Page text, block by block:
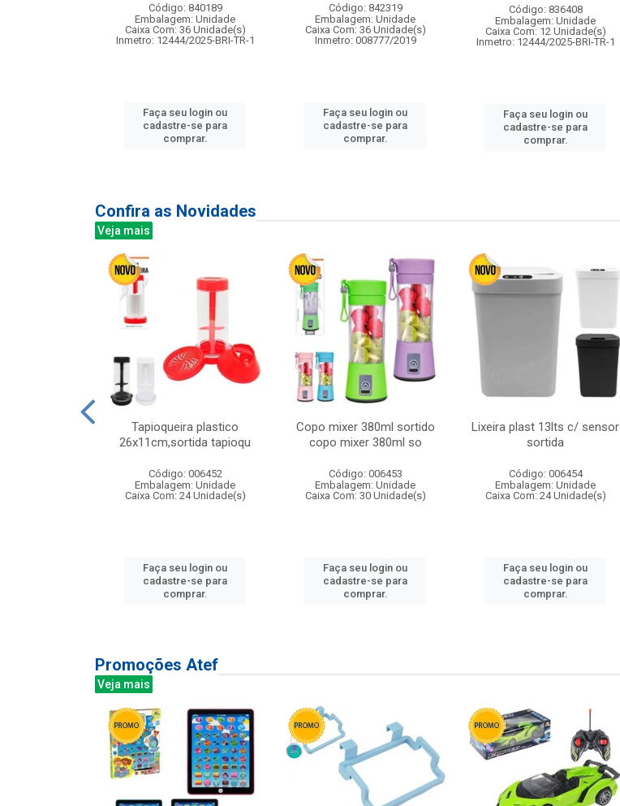
Código: 840189
Embalagem: Unidade
Caixa Com: 36 Unidade(s)
Inmetro: 12444/2025-BRI-TR-1
Faça seu login ou
cadastre-se para
comprar.
Código: 842319
Embalagem: Unidade
Caixa Com: 36 Unidade(s)
Inmetro: 008777/2019
Faça seu login ou
cadastre-se para
comprar.
Código: 836408
Embalagem: Unidade
Caixa Com: 12 Unidade(s)
Inmetro: 12444/2025-BRI-TR-1
Faça seu login ou
cadastre-se para
comprar.
Confira as Novidades
Veja mais
Tapioqueira plastico
26x11cm,sortida tapioqu
Código: 006452
Embalagem: Unidade
Caixa Com: 24 Unidade(s)
Faça seu login ou
cadastre-se para
comprar.
Copo mixer 380ml sortido
copo mixer 380ml so
Código: 006453
Embalagem: Unidade
Caixa Com: 30 Unidade(s)
Faça seu login ou
cadastre-se para
comprar.
Lixeira plast 13lts c/ sensor
sortida
Código: 006454
Embalagem: Unidade
Caixa Com: 24 Unidade(s)
Faça seu login ou
cadastre-se para
comprar.
Promoções Atef
Veja mais